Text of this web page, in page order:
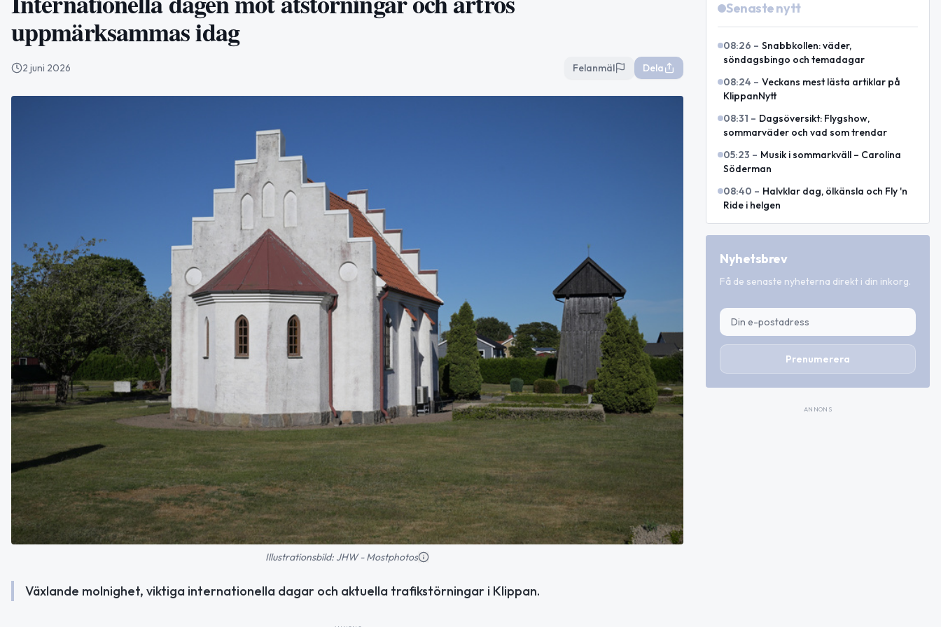
uppmärksammas idag
2 juni 2026 Felanmäl Dela
Illustrationsbild: JHW - Mostphotos
Växlande molnighet, viktiga internationella dagar och aktuella trafikstörningar i Klippan.
Senaste nytt
08:26 – Snabbkollen: väder,
söndagsbingo och temadagar
08:24 – Veckans mest lästa artiklar på
KlippanNytt
08:31 – Dagsöversikt: Flygshow,
sommarväder och vad som trendar
05:23 – Musik i sommarkväll – Carolina
Söderman
08:40 – Halvklar dag, ölkänsla och Fly 'n
Ride i helgen
Nyhetsbrev
Få de senaste nyheterna direkt i din inkorg.
Prenumerera
ANNONS